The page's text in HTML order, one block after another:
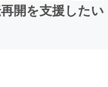
開を支援したい